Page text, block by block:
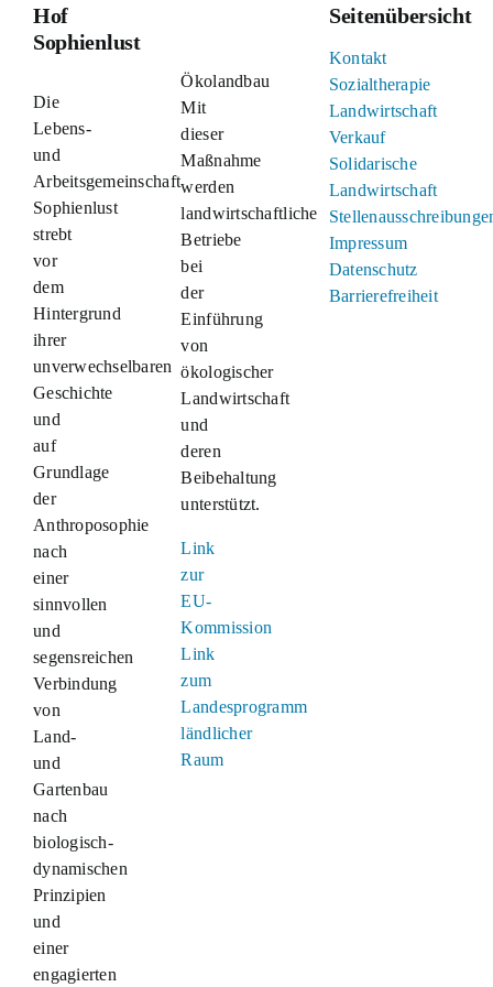
Hof
Sophienlust
Die
Lebens-
und
Arbeitsgemeinschaft
Sophienlust
strebt
vor
dem
Hintergrund
ihrer
unverwechselbaren
Geschichte
und
auf
Grundlage
der
Anthroposophie
nach
einer
sinnvollen
und
segensreichen
Verbindung
von
Land-
und
Gartenbau
nach
biologisch-
dynamischen
Prinzipien
und
einer
engagierten
Ökolandbau
Mit
dieser
Maßnahme
werden
landwirtschaftliche
Betriebe
bei
der
Einführung
von
ökologischer
Landwirtschaft
und
deren
Beibehaltung
unterstützt.
Link
zur
EU-
Kommission
Link
zum
Landesprogramm
ländlicher
Raum
Seitenübersicht
Kontakt
Sozialtherapie
Landwirtschaft
Verkauf
Solidarische
Landwirtschaft
Impressum
Datenschutz
Barrierefreiheit